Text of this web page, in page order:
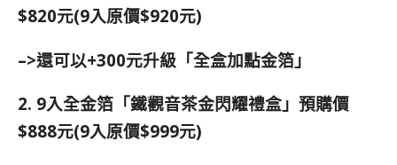
$820元(9入原價$920元)
–>還可以+300元升級「全盒加點金箔」
2. 9入全金箔「鐵觀音茶金閃耀禮盒」預購價
$888元(9入原價$999元)